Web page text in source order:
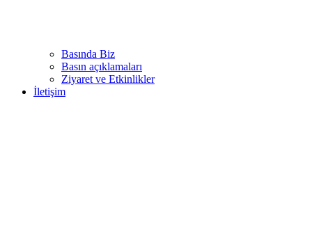
Basında Biz
Basın açıklamaları
Ziyaret ve Etkinlikler
İletişim